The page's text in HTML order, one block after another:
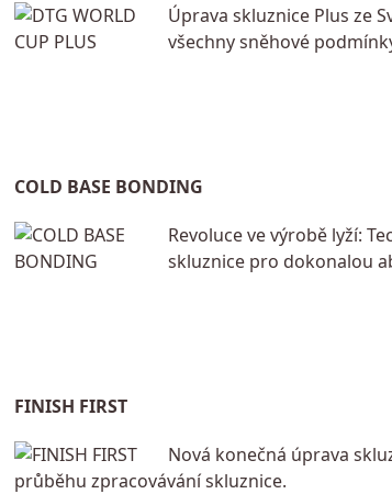
Úprava skluznice Plus ze
všechny sněhové
COLD BASE BONDING
Revoluce ve výrobě lyží:
skluznice pro dokonalou
FINISH FIRST
Nová konečná úprava
průběhu zpracovávání skluznice.